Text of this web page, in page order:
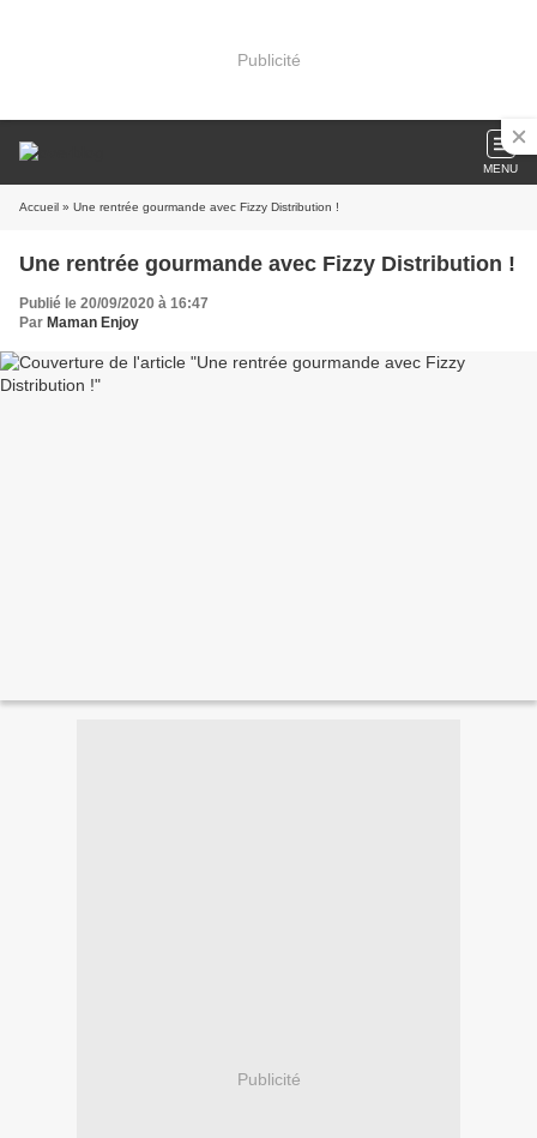
Publicité
MENU
Accueil » Une rentrée gourmande avec Fizzy Distribution !
Une rentrée gourmande avec Fizzy Distribution !
Publié le 20/09/2020 à 16:47
Par Maman Enjoy
Publicité